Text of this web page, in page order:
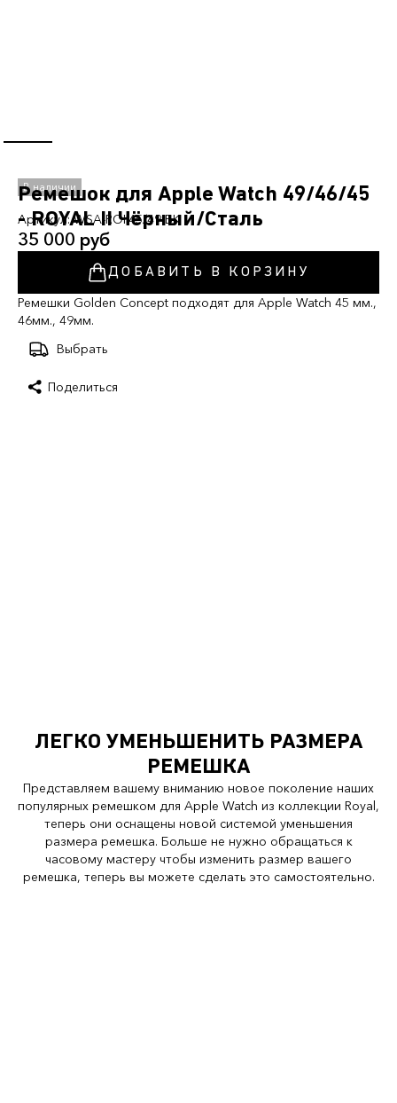
Ремешок для Apple Watch 49/46/45
- ROYAL II Чёрный/Сталь
Артикул:WSA-ROII45/49-BK
35 000 руб
ДОБАВИТЬ В КОРЗИНУ
Ремешки Golden Concept подходят для Apple Watch 45 мм.,
46мм., 49мм.
Выбрать
Поделиться
ЛЕГКО УМЕНЬШЕНИТЬ РАЗМЕРА
РЕМЕШКА
Представляем вашему вниманию новое поколение наших
популярных ремешком для Apple Watch из коллекции Royal,
теперь они оснащены новой системой уменьшения
размера ремешка. Больше не нужно обращаться к
часовому мастеру чтобы изменить размер вашего
ремешка, теперь вы можете сделать это самостоятельно.